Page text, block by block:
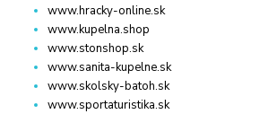
www.hracky-online.sk
www.kupelna.shop
www.stonshop.sk
www.sanita-kupelne.sk
www.skolsky-batoh.sk
www.sportaturistika.sk